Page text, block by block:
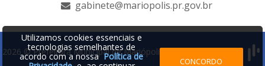
gabinete@mariopolis.pr.gov.br
2026 © Prefeitura Municipal de Mariópolis | Desenvolvido por:
Utilizamos cookies essenciais e
tecnologias semelhantes de
acordo com a nossaPolítica de
CONCORDO